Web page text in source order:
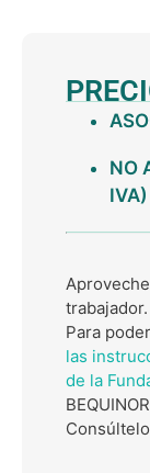
NO
IVA)
trabajador.
Para
las
de la